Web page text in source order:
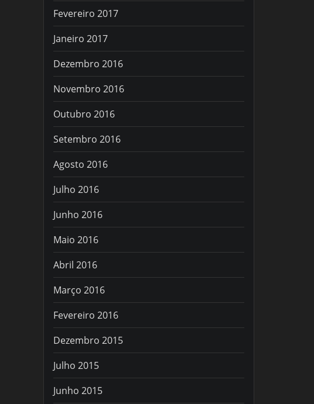
Fevereiro 2017
Janeiro 2017
Dezembro 2016
Novembro 2016
Outubro 2016
Setembro 2016
Agosto 2016
Julho 2016
Junho 2016
Maio 2016
Abril 2016
Março 2016
Fevereiro 2016
Dezembro 2015
Julho 2015
Junho 2015